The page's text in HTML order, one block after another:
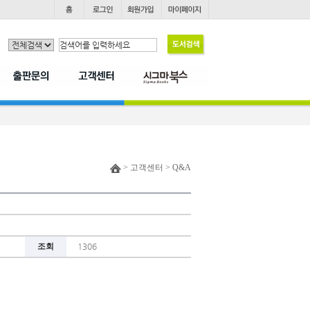
> 고객센터 > Q&A
조회 1306